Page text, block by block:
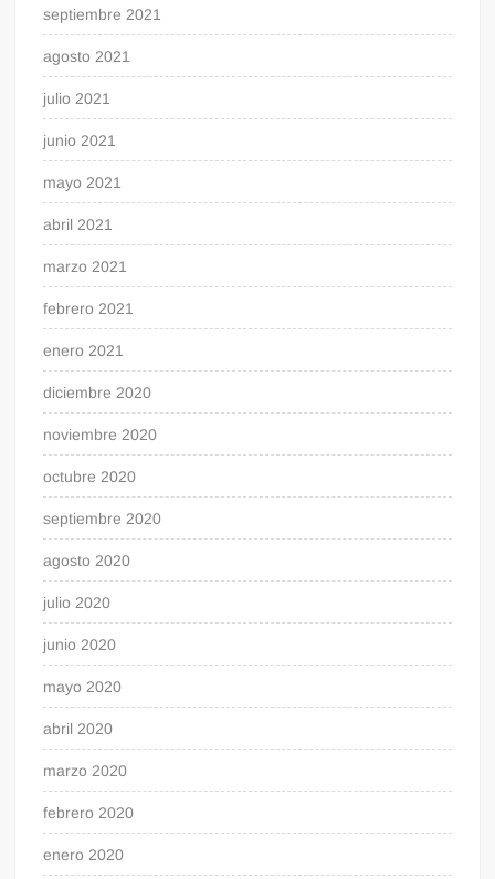
septiembre 2021
agosto 2021
julio 2021
junio 2021
mayo 2021
abril 2021
marzo 2021
febrero 2021
enero 2021
diciembre 2020
noviembre 2020
octubre 2020
septiembre 2020
agosto 2020
julio 2020
junio 2020
mayo 2020
abril 2020
marzo 2020
febrero 2020
enero 2020